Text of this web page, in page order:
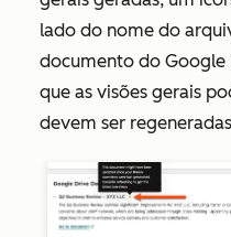
lado do nome do
documento do Google
que as visões gerais
devem ser